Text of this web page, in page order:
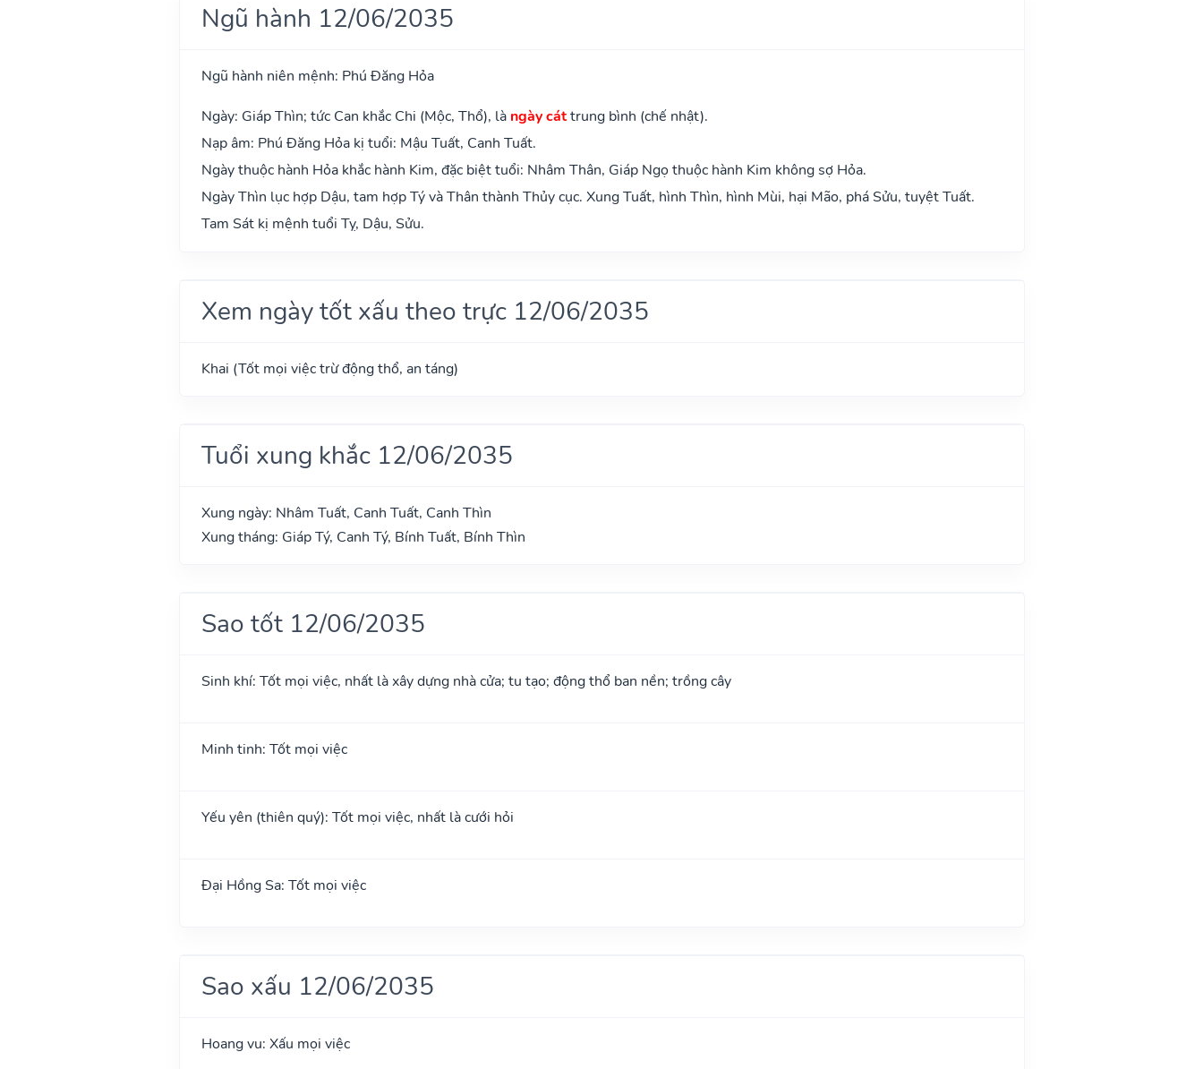
Ngũ hành 12/06/2035
Ngũ hành niên mệnh: Phú Đăng Hỏa
Ngày: Giáp Thìn; tức Can khắc Chi (Mộc, Thổ), là ngày cáttrung bình (chế nhật).
Nạp âm: Phú Đăng Hỏa kị tuổi: Mậu Tuất, Canh Tuất.
Ngày thuộc hành Hỏa khắc hành Kim, đặc biệt tuổi: Nhâm Thân, Giáp Ngọ thuộc hành Kim không sợ Hỏa.
Ngày Thìn lục hợp Dậu, tam hợp Tý và Thân thành Thủy cục. Xung Tuất, hình Thìn, hình Mùi, hại Mão, phá Sửu, tuyệt Tuất.
Tam Sát kị mệnh tuổi Tỵ, Dậu, Sửu.
Xem ngày tốt xấu theo trực 12/06/2035
Khai (Tốt mọi việc trừ động thổ, an táng)
Tuổi xung khắc 12/06/2035
Xung ngày: Nhâm Tuất, Canh Tuất, Canh Thìn
Xung tháng: Giáp Tý, Canh Tý, Bính Tuất, Bính Thìn
Sao tốt 12/06/2035
Sinh khí: Tốt mọi việc, nhất là xây dựng nhà cửa; tu tạo; động thổ ban nền; trồng cây
Minh tinh: Tốt mọi việc
Yếu yên (thiên quý): Tốt mọi việc, nhất là cưới hỏi
Đại Hồng Sa: Tốt mọi việc
Sao xấu 12/06/2035
Hoang vu: Xấu mọi việc